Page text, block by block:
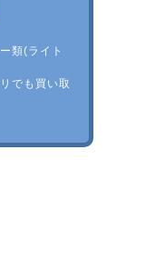
類(ライト
でも買い取